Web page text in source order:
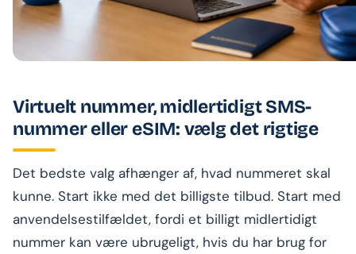
Virtuelt nummer, midlertidigt SMS-
nummer eller eSIM: vælg det rigtige
Det bedste valg afhænger af, hvad nummeret skal
kunne. Start ikke med det billigste tilbud. Start med
anvendelsestilfældet, fordi et billigt midlertidigt
nummer kan være ubrugeligt, hvis du har brug for